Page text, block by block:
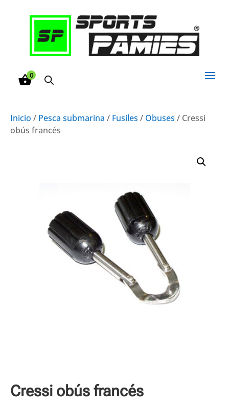
0
Inicio / Pesca submarina / Fusiles / Obuses / Cressi
obús francés
Cressi obús francés